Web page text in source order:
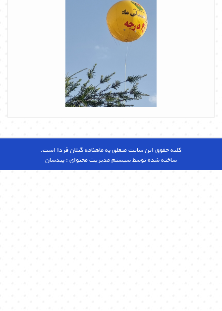
کلیه حقوق این سایت متعلق به ماهنامه گیلان فردا است.
ساخته شده توسط سیستم مدیریت محتوای :بیدسان